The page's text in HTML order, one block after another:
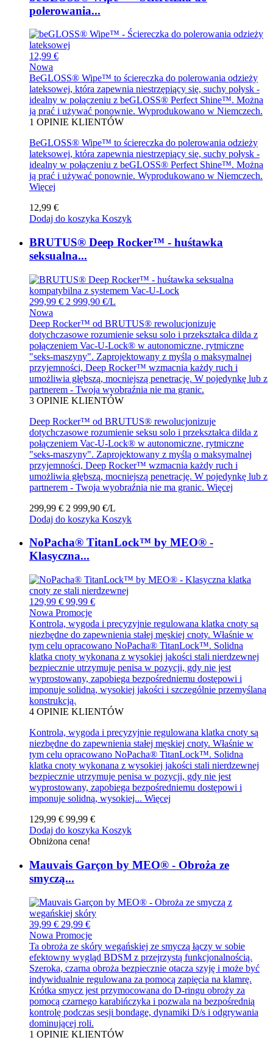
polerowania...
12,99 €
Nowa
BeGLOSS® Wipe™ to ściereczka do polerowania odzieży
lateksowej, która zapewnia niestrzępiący się, suchy połysk -
idealny w połączeniu z beGLOSS® Perfect Shine™. Można
ją prać i używać ponownie. Wyprodukowano w Niemczech.
1 OPINIE KLIENTÓW
BeGLOSS® Wipe™ to ściereczka do polerowania odzieży
lateksowej, która zapewnia niestrzępiący się, suchy połysk -
idealny w połączeniu z beGLOSS® Perfect Shine™. Można
ją prać i używać ponownie. Wyprodukowano w Niemczech.
Więcej
12,99 €
Dodaj do koszyka Koszyk
BRUTUS® Deep Rocker™ - huśtawka
seksualna...
299,99 € 2 999,90 €/L
Nowa
Deep Rocker™ od BRUTUS® rewolucjonizuje
dotychczasowe rozumienie seksu solo i przekształca dilda z
połączeniem Vac-U-Lock® w autonomiczne, rytmiczne
"seks-maszyny". Zaprojektowany z myślą o maksymalnej
przyjemności, Deep Rocker™ wzmacnia każdy ruch i
umożliwia głębszą, mocniejszą penetrację. W pojedynkę lub z
partnerem - Twoja wyobraźnia nie ma granic.
3 OPINIE KLIENTÓW
Deep Rocker™ od BRUTUS® rewolucjonizuje
dotychczasowe rozumienie seksu solo i przekształca dilda z
połączeniem Vac-U-Lock® w autonomiczne, rytmiczne
"seks-maszyny". Zaprojektowany z myślą o maksymalnej
przyjemności, Deep Rocker™ wzmacnia każdy ruch i
umożliwia głębszą, mocniejszą penetrację. W pojedynkę lub z
partnerem - Twoja wyobraźnia nie ma granic. Więcej
299,99 € 2 999,90 €/L
Dodaj do koszyka Koszyk
NoPacha® TitanLock™ by MEO® -
Klasyczna...
129,99 € 99,99 €
Nowa Promocje
Kontrola, wygoda i precyzyjnie regulowana klatka cnoty są
niezbędne do zapewnienia stałej męskiej cnoty. Właśnie w
tym celu opracowano NoPacha® TitanLock™. Solidna
klatka cnoty wykonana z wysokiej jakości stali nierdzewnej
bezpiecznie utrzymuje penisa w pozycji, gdy nie jest
wyprostowany, zapobiega bezpośredniemu dostępowi i
imponuje solidną, wysokiej jakości i szczególnie przemyślaną
konstrukcją.
4 OPINIE KLIENTÓW
Kontrola, wygoda i precyzyjnie regulowana klatka cnoty są
niezbędne do zapewnienia stałej męskiej cnoty. Właśnie w
tym celu opracowano NoPacha® TitanLock™. Solidna
klatka cnoty wykonana z wysokiej jakości stali nierdzewnej
bezpiecznie utrzymuje penisa w pozycji, gdy nie jest
wyprostowany, zapobiega bezpośredniemu dostępowi i
imponuje solidną, wysokiej... Więcej
129,99 € 99,99 €
Dodaj do koszyka Koszyk
Obniżona cena!
Mauvais Garçon by MEO® - Obroża ze
smyczą...
39,99 € 29,99 €
Nowa Promocje
Ta obroża ze skóry wegańskiej ze smyczą łączy w sobie
efektowny wygląd BDSM z przejrzystą funkcjonalnością.
Szeroka, czarna obroża bezpiecznie otacza szyję i może być
indywidualnie regulowana za pomocą zapięcia na klamrę.
Krótka smycz jest przymocowana do D-ringu obroży za
pomocą czarnego karabińczyka i pozwala na bezpośrednią
kontrolę podczas sesji bondage, dynamiki D/s i odgrywania
dominującej roli.
1 OPINIE KLIENTÓW